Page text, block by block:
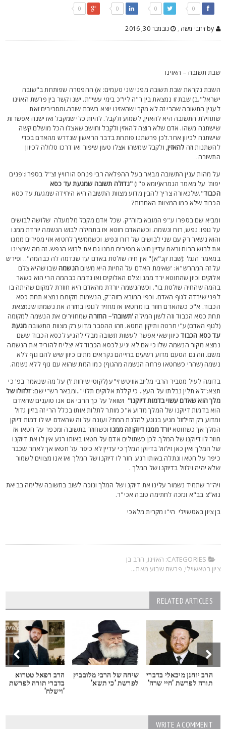
, נובמבר 30, 2016
תשובה – האזינו
נקראת שבת תשובה מפני שני טעמים: א) ההפטרה שפותחת ב"שובה
שבת זו נמצאת בין ר"ה ליו"כ בימי עשי"ת. ישנו קשר בין פרשת האזינו
התשובה שהרי זה לא מקרי שהאזינו יוצא בשבת שובה.ומסבירים זאת
התשובה היא להאזין, לשמוע ולקבל. להיות כלי שמקבל ואז ישנה אפשרות
משהו. אדם שלא רוצה להאזין ולקבל וחושב שאצלו הכל מושלם קשה
לכיוון אחר.לכן פרשתנו פותחת בדבר הראשון שנדרש מהאדם בכדי
וזהלהאזין,ולקבל שמשהו אצלו טעון שיפור ואז דרכו סלולה לכיוון
מהות ענין התשובה מבאר בעל ההפלאה רבי פנחס הורוויץ זצ"ל בספרו:'פנים
על מאמר הגמרא(יומא פ"ו)"גדולה תשובה שמגעת עד כסא
".שלכאורה צריך להבין מדוע מצוות התשובה היא היחידה שמגעת עד כסא
שלא כמו המצוות האחרות?
שם בספרו ע"פ המובא בזוה"ק. שכל אדם מקבל מלמעלה שלושה לבושים
גופו: נפש, רוח ונשמה. וכשהאדם חוטא אז בתחילה לבוש הנשמה יורדת ממנו
נשאר רק עם שני לבושים של רוח ונפש. וכשממשיך לחטוא אזי מסירים ממנו
לבוש הרוח ובאם עדיין חוטא מסירים ממנו גם את לבוש הנפש. זה מה שמצינו
הגמ' :(שבת קנ"א)" אין חיה שולטת באדם עד שנדמה לה כבהמה".. ופירש
זה המהרש"א: 'שאימת האדם על החיות היא משוםהנשמהשבו שהיא צלם
וכיון שהחוטא ירד ממנו צלם האלוקים ואז נדמה כבהמה הרי הוא כשאר
שהחיה שולטת בו". וכשהנשמה יורדת מהאדם היא חוזרת למקום שהיתה בו
שירדה לגוף האדם. וכפי המובא בזוה"ק, הנשמות מקומם נמצא תחת כסא
א"כ כשהאדם חוזר בו מחטאו אז מחזיר לגופו בחזרה את נשמתו שנמצאת
כסא הכבוד וזה לשון המילה'תשובה'–החזרהשמחזירים את הנשמה למקומה
האדם)ע"י חרטה ותיקון החטא. וזהו ההסבר מדוע רק מצוות התשובהמגעת
כסא הכבודכיוון שאי אפשר לעשות תשובה מבלי להגיע לכסא הכבוד ששם
מקור הנשמה שלו כי אם לא יגיע לכסא הכבוד לא יצליח להוריד את הנשמה
וזה גם הטעם מדוע רשעים בחייהם נקראים מתים כיוון שיש להם גוף ללא
(שהרי כשחטאו פרחה הנשמה מהגוף) כמו המת שהוא עם גוף ללא נשמה.
לעיל מסביר הרבי מליובאוויטש זי"ע (לקוטי שיחות ז') על מה שנאמר בפ' כי
תלין נבלתו על העץ.. כי קללת אלוקים תלוי"..ומבאר רש"י שם:"זלזולו של
הוא שאדם עשוי בדמות דיוקנו"ושואל על כך הרבי אם אנו טוענים שהאדם
בדמות דיוקנו של המלך מדוע א"כ מותר לתלות אותו בכלל הרי זה בזיון גדול
רק הזילזול מגיע בנוגע להלנת המת? ועונה על זה שהאדם יש לו דמות דיוקן
אך כשחוטאיורד ממנו דיוקן זה ממנווכשחוזר בתשובה ומכפר על חטאו אז
לו דיוקנו של המלך. לכן כשתולים אדם על חטאו באותו רגע אין לו את דיוקנו
המלך ואין כאן זילזול בדיוקן המלך כי עדיין לא כיפר על חטאו אך לאחר שכבר
על חטאו ונתלה באותו רגע חזר לו דיוקנו של המלך ואז אנו מצווים לשמור
יהיה זילזול בדיוקנו של המלך .
שתמיד נשמור עלינו את דיוקנו של המלך ונזכה לשוב בתשובה שלימה בביאת
בב"א ונזכה לחתימה טובה אכי"ר.
ציון באטשוילי הי"ו מקרית מלאכי
CATEGORIES: האזינו,הרב בן
בטאשוילי,פרשת שבוע מאת...
RELATED ARTICLES
הרב יוחנן מיכאלי בדברי
תורה לפרשת 'חיי שרה'
שיחה של הרבי מלובביץ
לפרשת 'כי תשא'
הרב רפאל טטרוא
בדברי תורה לפרשת
'וישלח'
WRITE A COMMENT